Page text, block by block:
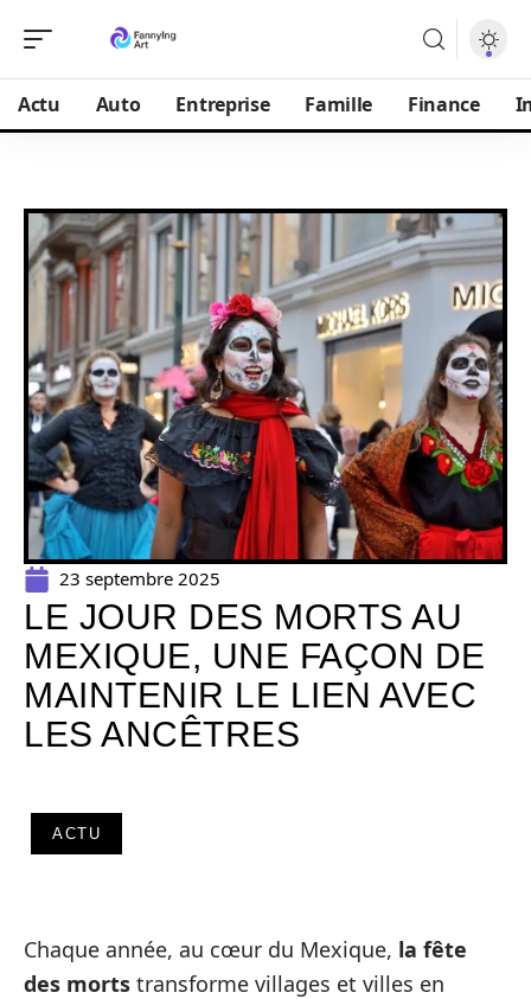
Actu Auto Entreprise Famille Finance
23 septembre 2025
LE JOUR DES MORTS AU
MEXIQUE, UNE FAÇON DE
MAINTENIR LE LIEN AVEC
LES ANCÊTRES
ACTU
Chaque année, au cœur du Mexique, la fête
des morts transforme villages et villes en